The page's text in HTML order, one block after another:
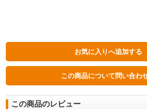
この商品のレビュー